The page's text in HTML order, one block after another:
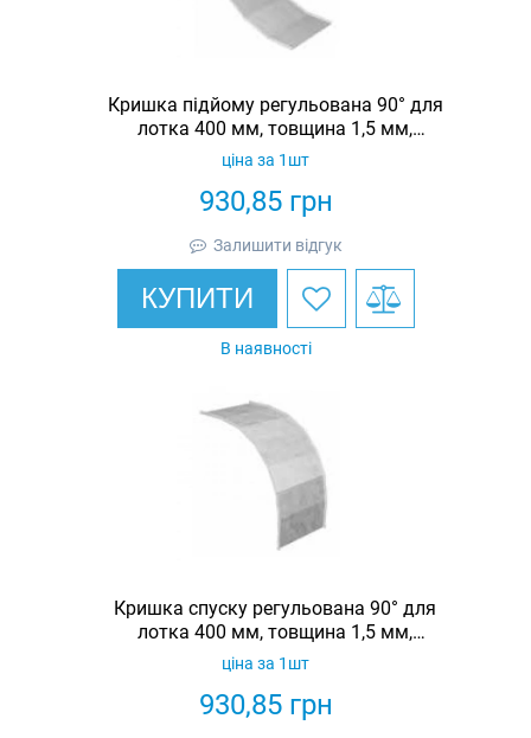
Кришка підйому регульована 90° для
лотка 400 мм, товщина 1,5 мм,
гарячеоцинкована, Eurotray
930,85грн
ціна за 1шт
Залишити відгук
КУПИТИ
В наявності
Кришка спуску регульована 90° для
лотка 400 мм, товщина 1,5 мм,
гарячеоцинкована, Eurotray
930,85грн
ціна за 1шт